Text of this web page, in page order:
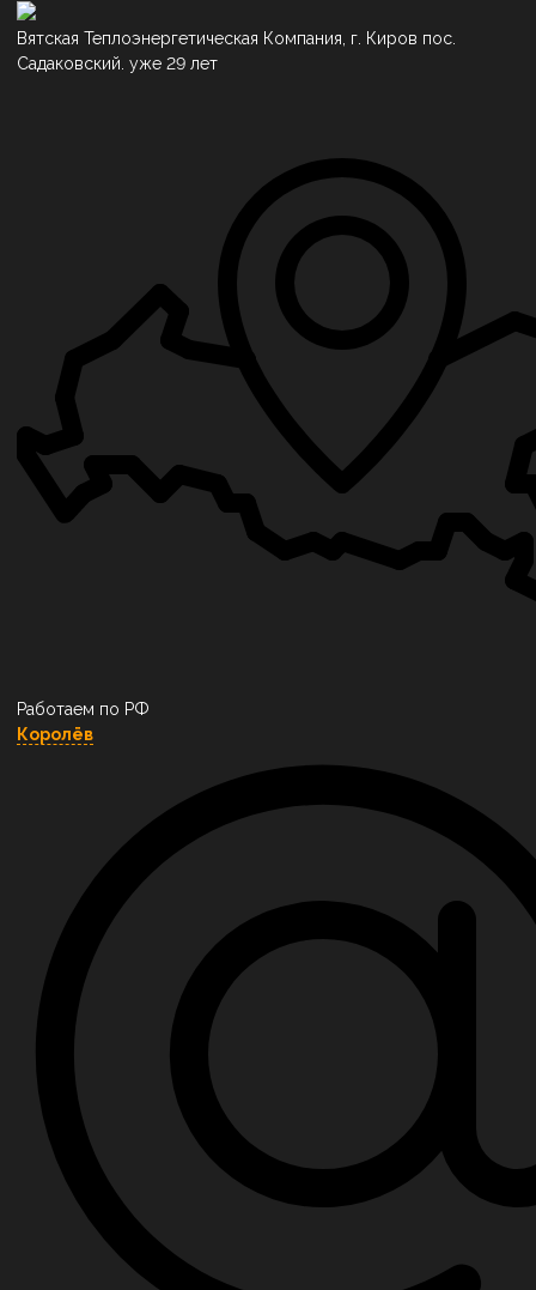
Вятская Теплоэнергетическая Компания, г. Киров пос.
Садаковский. уже 29 лет
Работаем по РФ
Королёв